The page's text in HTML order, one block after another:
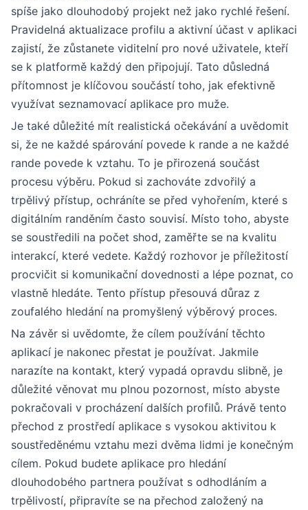
spíše jako dlouhodobý projekt než jako rychlé řešení.
Pravidelná aktualizace profilu a aktivní účast v aplikaci
zajistí, že zůstanete viditelní pro nové uživatele, kteří
se k platformě každý den připojují. Tato důsledná
přítomnost je klíčovou součástí toho, jak efektivně
využívat seznamovací aplikace pro muže.
Je také důležité mít realistická očekávání a uvědomit
si, že ne každé spárování povede k rande a ne každé
rande povede k vztahu. To je přirozená součást
procesu výběru. Pokud si zachováte zdvořilý a
trpělivý přístup, ochráníte se před vyhořením, které s
digitálním randěním často souvisí. Místo toho, abyste
se soustředili na počet shod, zaměřte se na kvalitu
interakcí, které vedete. Každý rozhovor je příležitostí
procvičit si komunikační dovednosti a lépe poznat, co
vlastně hledáte. Tento přístup přesouvá důraz z
zoufalého hledání na promyšlený výběrový proces.
Na závěr si uvědomte, že cílem používání těchto
aplikací je nakonec přestat je používat. Jakmile
narazíte na kontakt, který vypadá opravdu slibně, je
důležité věnovat mu plnou pozornost, místo abyste
pokračovali v procházení dalších profilů. Právě tento
přechod z prostředí aplikace s vysokou aktivitou k
soustředěnému vztahu mezi dvěma lidmi je konečným
cílem. Pokud budete aplikace pro hledání
dlouhodobého partnera používat s odhodláním a
trpělivostí, připravíte se na přechod založený na